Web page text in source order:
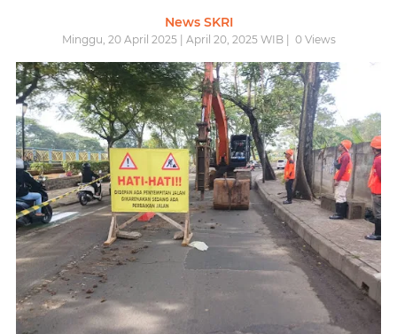
News SKRI
Minggu, 20 April 2025 | April 20, 2025 WIB | 0Views